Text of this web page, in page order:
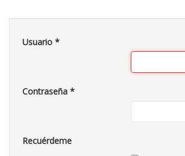
Usuario *
Contraseña *
Recuérdeme